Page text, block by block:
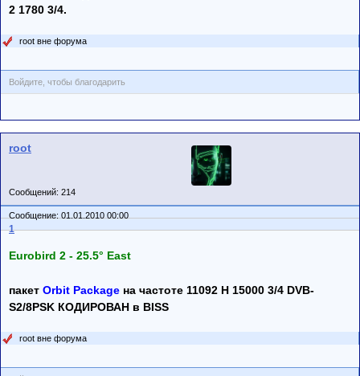
2 1780 3/4.
root вне форума
Войдите, чтобы благодарить
root
Сообщений: 214
Сообщение: 01.01.2010 00:00
1
Eurobird 2 - 25.5° East
пакет Orbit Package на частоте 11092 H 15000 3/4 DVB-
S2/8PSK КОДИРОВАН в BISS
root вне форума